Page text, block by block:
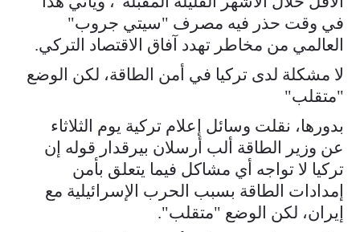
في وقت حذر فيه مصرف "سيتي جروب"
العالمي من مخاطر تهدد آفاق الاقتصاد التركي.
لا مشكلة لدى تركيا في أمن الطاقة، لكن الوضع
"متقلب"
بدورها، نقلت وسائل إعلام تركية يوم الثلاثاء
عن وزير الطاقة ألب أرسلان بيرقدار قوله إن
تركيا لا تواجه أي مشاكل فيما يتعلق بأمن
إمدادات الطاقة بسبب الحرب الإسرائيلية مع
إيران، لكن الوضع "متقلب".